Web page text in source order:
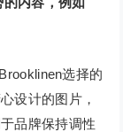
选择的
设计的图片，
品牌保持调性